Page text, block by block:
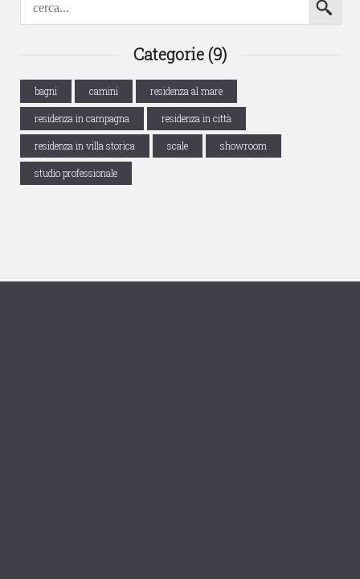
Categorie (9)
bagni camini residenza al mare
residenza in campagna residenza in città
residenza in villa storica scale showroom
studio professionale